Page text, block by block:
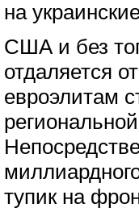
на
США и без
отдаляется
евроэлитам
тупик на